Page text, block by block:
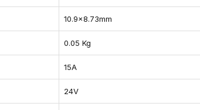
10.9x8.73mm
0.05 Kg
15A
24V